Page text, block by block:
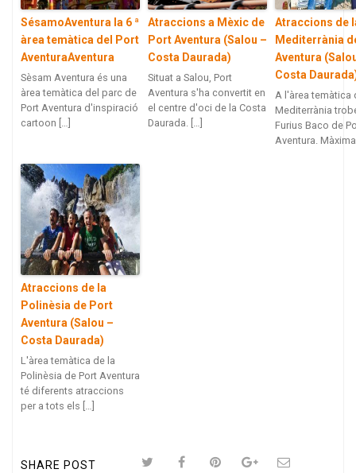
SésamoAventura la 6 ª
àrea temàtica del Port
AventuraAventura
Sèsam Aventura és una
àrea temàtica del parc de
Port Aventura d'inspiració
cartoon […]
Atraccions a Mèxic de
Port Aventura (Salou –
Costa Daurada)
Situat a Salou, Port
Aventura s'ha convertit en
el centre d'oci de la Costa
Daurada. […]
Atraccions de
Mediterrània
Aventura
Costa
A l'àrea temàtica
Mediterrània
Furius Baco de
Aventura.
Atraccions de la
Polinèsia de Port
Aventura (Salou –
Costa Daurada)
L'àrea temàtica de la
Polinèsia de Port Aventura
té diferents atraccions
per a tots els […]
SHARE POST